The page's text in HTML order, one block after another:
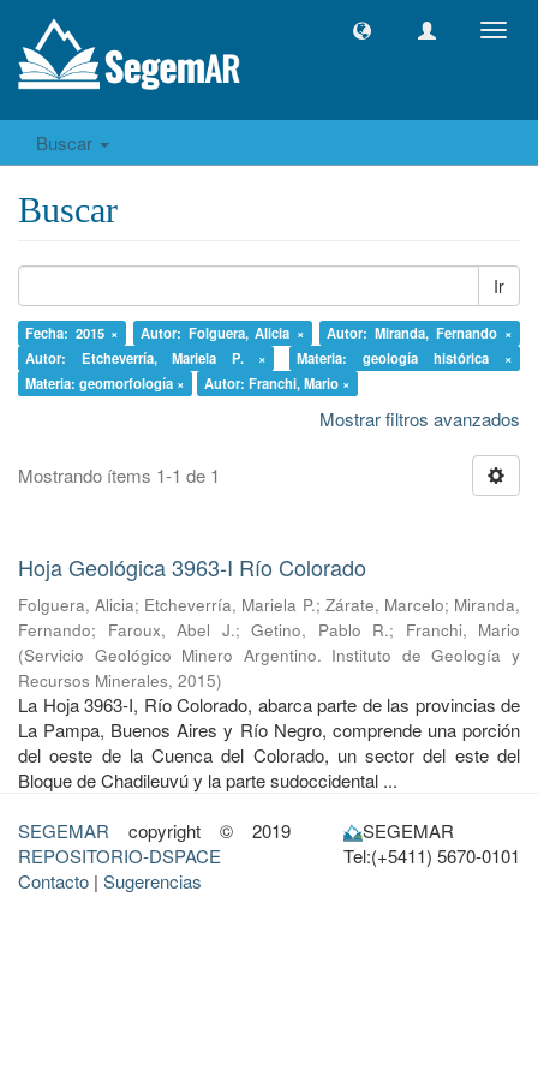
Buscar
Buscar
Ir
Fecha: 2015 × Autor: Folguera, Alicia ×
Autor: Miranda, Fernando ×
Autor: Etcheverría, Mariela P. ×
Materia: geología histórica ×
Materia: geomorfología ×
Autor: Franchi, Mario ×
Mostrar filtros avanzados
Mostrando ítems 1-1 de 1
Hoja Geológica 3963-I Río Colorado
Folguera, Alicia; Etcheverría, Mariela P.; Zárate, Marcelo; Miranda,
Fernando; Faroux, Abel J.; Getino, Pablo R.; Franchi, Mario
(Servicio Geológico Minero Argentino. Instituto de Geología y
Recursos Minerales, 2015)
La Hoja 3963-I, Río Colorado, abarca parte de las provincias de
La Pampa, Buenos Aires y Río Negro, comprende una porción
del oeste de la Cuenca del Colorado, un sector del este del
Bloque de Chadileuvú y la parte sudoccidental ...
SEGEMAR copyright © 2019
REPOSITORIO-DSPACE
Contacto | Sugerencias
SEGEMAR
Tel:(+5411) 5670-0101